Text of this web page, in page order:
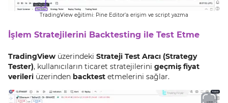
TradingView eğitimi: Pine Editor’a erişim ve script yazma
İşlem Stratejilerini Backtesting ile Test Etme
TradingView üzerindeki Strateji Test Aracı (Strategy
Tester), kullanıcıların ticaret stratejilerini geçmiş fiyat
verileri üzerinden backtest etmelerini sağlar.